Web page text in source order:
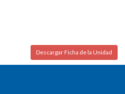
Descargar Ficha de la Unidad